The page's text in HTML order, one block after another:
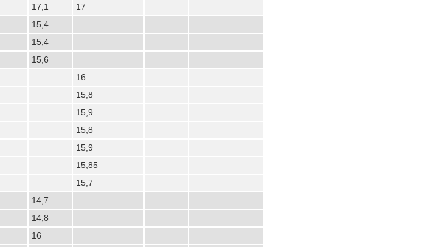
17,1 17
15,4
15,4
15,6
16
15,8
15,9
15,8
15,9
15,85
15,7
14,7
14,8
16